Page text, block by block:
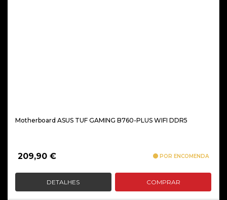
Motherboard ASUS TUF GAMING B760-PLUS WIFI DDR5
209,90 € POR ENCOMENDA
DETALHES COMPRAR